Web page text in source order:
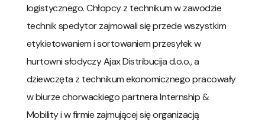
logistycznego. Chłopcy z technikum w zawodzie
technik spedytor zajmowali się przede wszystkim
etykietowaniem i sortowaniem przesyłek w
hurtowni słodyczy Ajax Distribucija d.o.o., a
dziewczęta z technikum ekonomicznego pracowały
w biurze chorwackiego partnera Internship &
Mobility i w firmie zajmującej się organizacją